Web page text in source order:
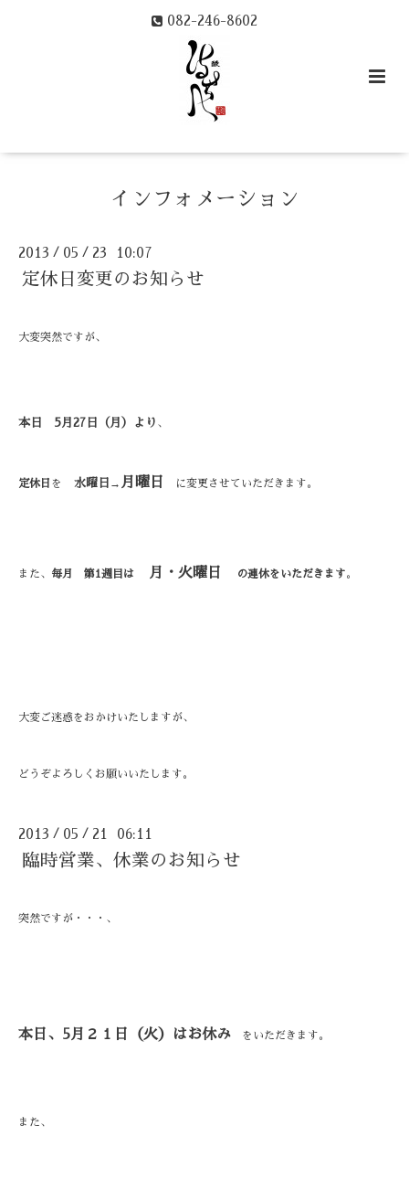
082-246-8602
インフォメーション
2013 / 05 / 23 10:07
定休日変更のお知らせ
大変突然ですが、
本日 5月27日（月）より 、
定休日 を 水曜日 → 月曜日 に変更させていただきます。
また、 毎月 第1週目は 月・火曜日 の連休をいただきます。
大変ご迷惑をおかけいたしますが、
どうぞよろしくお願いいたします。
2013 / 05 / 21 06:11
臨時営業、休業のお知らせ
突然ですが・・・、
本日、5月２１日（火）はお休み をいただきます。
また、